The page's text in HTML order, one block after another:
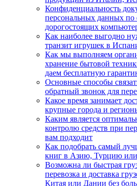
Конфиденциальность
персональных данных по
дорогостоящих
Как наиболее выгодно
транзит игрушек в
Как мы выполняем
хранение бытовой
даем бесплатную
Основные способы
обратный звонок для
Какое время занимает
крупные города и
Каким является
контролю средств при
вам подходит
Как подобрать самый
книг в Азию, Турцию
Возможна ли быстрая
перевозка и доставка
Китая или Дании без